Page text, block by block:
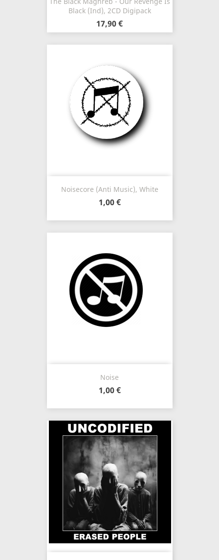
Black (Ind), 2CD Digipack
17,90 €
Noisecore (Anti Music), White
1,00 €
Noise
1,00 €